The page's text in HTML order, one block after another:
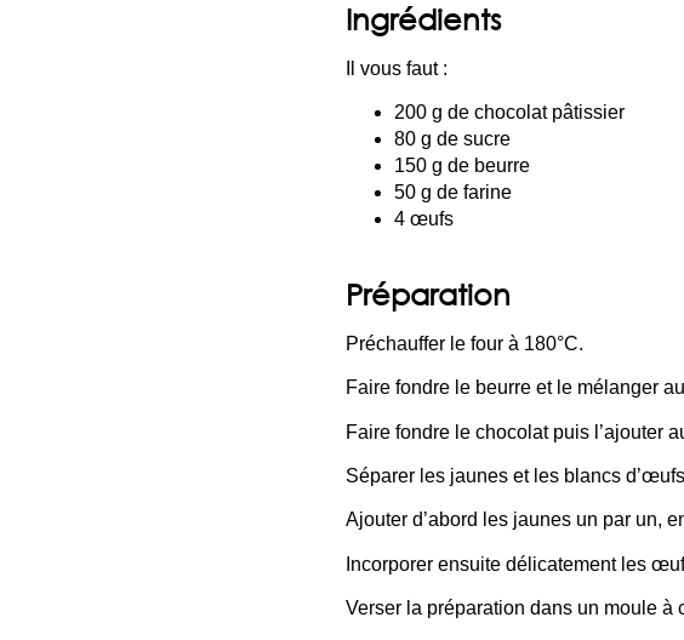
Ingrédients
Il vous faut :
200 g de chocolat pâtissier
80 g de sucre
150 g de beurre
50 g de farine
4 œufs
Préparation
Préchauffer le four à 180°C.
Faire fondre le beurre et le mélanger
Faire fondre le chocolat puis l’ajouter
Séparer les jaunes et les blancs
Ajouter d’abord les jaunes un par un,
Incorporer ensuite délicatement les
Verser la préparation dans un moule à